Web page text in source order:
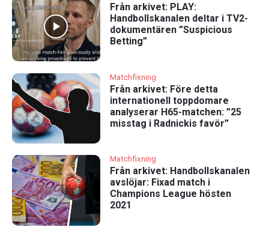
Från arkivet: PLAY:
Handbollskanalen deltar i TV2-
dokumentären ”Suspicious
Betting”
Matchfixning
Från arkivet: Före detta
internationell toppdomare
analyserar H65-matchen: ”25
misstag i Radnickis favör”
Matchfixning
Från arkivet: Handbollskanalen
avslöjar: Fixad match i
Champions League hösten
2021